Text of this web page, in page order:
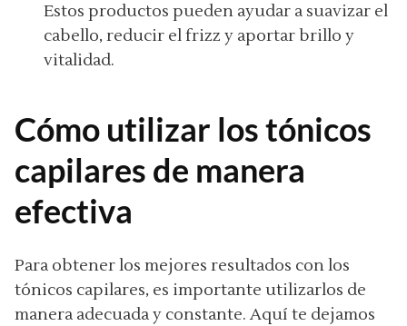
Estos productos pueden ayudar a suavizar el
cabello, reducir el frizz y aportar brillo y
vitalidad.
Cómo utilizar los tónicos
capilares de manera
efectiva
Para obtener los mejores resultados con los
tónicos capilares, es importante utilizarlos de
manera adecuada y constante. Aquí te dejamos